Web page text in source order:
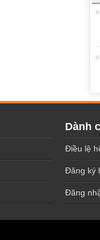
Dành
Điều lệ
Đăng ký
Đăng